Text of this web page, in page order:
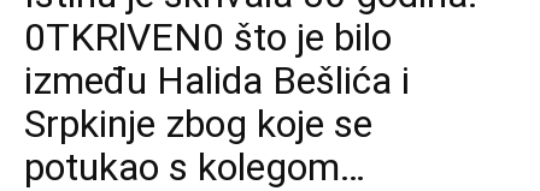
0TKRlVEN0 što je bilo
između Halida Bešlića i
Srpkinje zbog koje se
potukao s kolegom…